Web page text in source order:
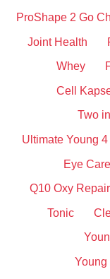
ProShape 2 Go
Joint Health
Whey
Cell
Two
Ultimate Young
Eye Care
Q10 Oxy
Tonic
Young